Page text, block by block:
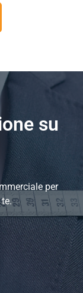
su
per